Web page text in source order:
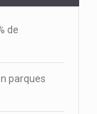
de
parques